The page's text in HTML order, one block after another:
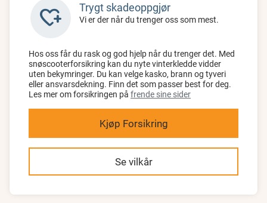
heart_plus Trygt skadeoppgjør
Vi er der når du trenger oss som mest.
Hos oss får du rask og god hjelp når du trenger det. Med
snøscooterforsikring kan du nyte vinterkledde vidder
uten bekymringer. Du kan velge kasko, brann og tyveri
eller ansvarsdekning. Finn det som passer best for deg.
Les mer om forsikringen på frende sine sider
Kjøp Forsikring
Se vilkår